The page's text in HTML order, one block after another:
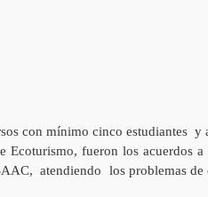
con mínimo cinco estudiantes
fueron los acuerdos
atendiendo los problemas de